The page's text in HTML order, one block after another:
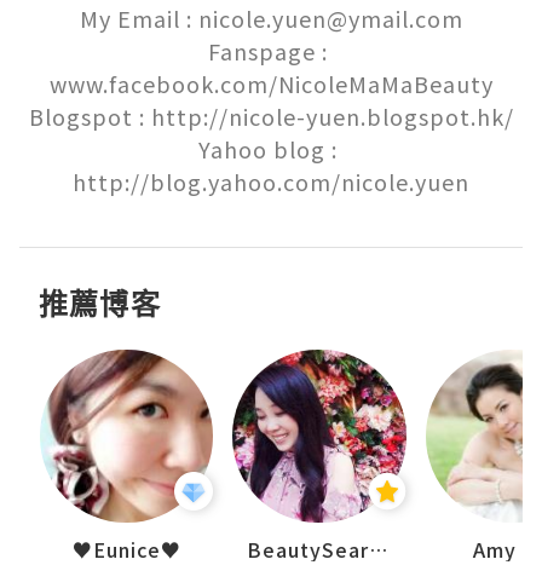
My Email : nicole.yuen@ymail.com
Fanspage :
www.facebook.com/NicoleMaMaBeauty
Blogspot : http://nicole-yuen.blogspot.hk/
Yahoo blog :
http://blog.yahoo.com/nicole.yuen
推薦博客
♥Eunice♥ BeautySearch Amy